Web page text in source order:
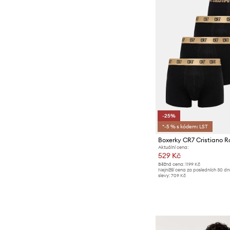
-25%
*-5 % s kódem: LST
Boxerky CR7 Cristiano
Aktuální cena:
529 Kč
Běžná cena: 1199 Kč
Nejnižší cena za posledních 30
slevy: 709 Kč